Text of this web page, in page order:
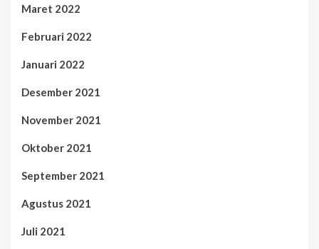
Maret 2022
Februari 2022
Januari 2022
Desember 2021
November 2021
Oktober 2021
September 2021
Agustus 2021
Juli 2021